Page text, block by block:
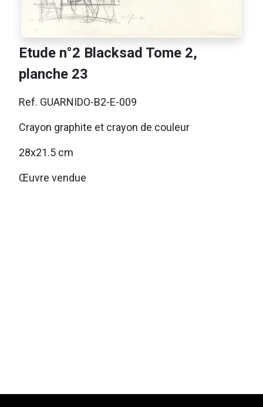
Etude n°2 Blacksad Tome 2,
planche 23
Ref. GUARNIDO-B2-E-009
Crayon graphite et crayon de couleur
28x21.5 cm
Œuvre vendue